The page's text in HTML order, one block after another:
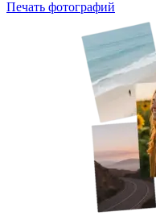
Печать фотографий